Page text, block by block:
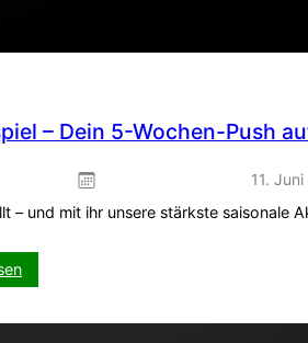
– Dein 5-Wochen-Push
11.
– und mit ihr unsere stärkste saisonale
:
WM-